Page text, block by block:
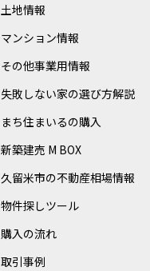
土地情報
マンション情報
その他事業用情報
失敗しない家の選び方解説
まち住まいるの購入
新築建売 M BOX
久留米市の不動産相場情報
物件探しツール
購入の流れ
取引事例